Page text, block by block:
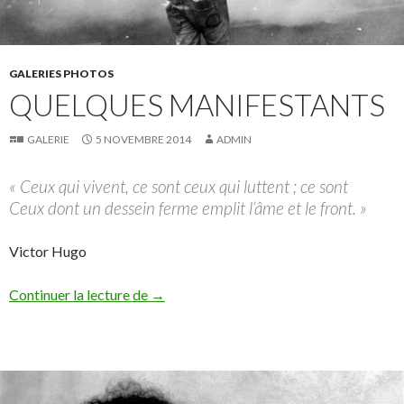
GALERIES PHOTOS
QUELQUES MANIFESTANTS
GALERIE 5 NOVEMBRE 2014 ADMIN
« Ceux qui vivent, ce sont ceux qui luttent ; ce sont
Ceux dont un dessein ferme emplit l’âme et le front. »
Victor Hugo
Continuer la lecture de Quelques manifestants
→